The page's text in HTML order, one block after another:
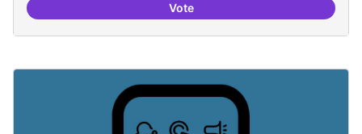
VoteDrets Humans i capa digital